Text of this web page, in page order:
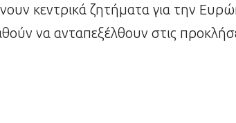
κεντρικά ζητήματα για την
να ανταπεξέλθουν στις